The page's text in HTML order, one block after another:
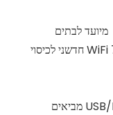
מיועד לבתים
ועסקים מודרניים, תמיכה ב-WiFi 6/6E ו-WiFi 7 חדשני לכיסוי
מתאמי USB/PCIe מביאים